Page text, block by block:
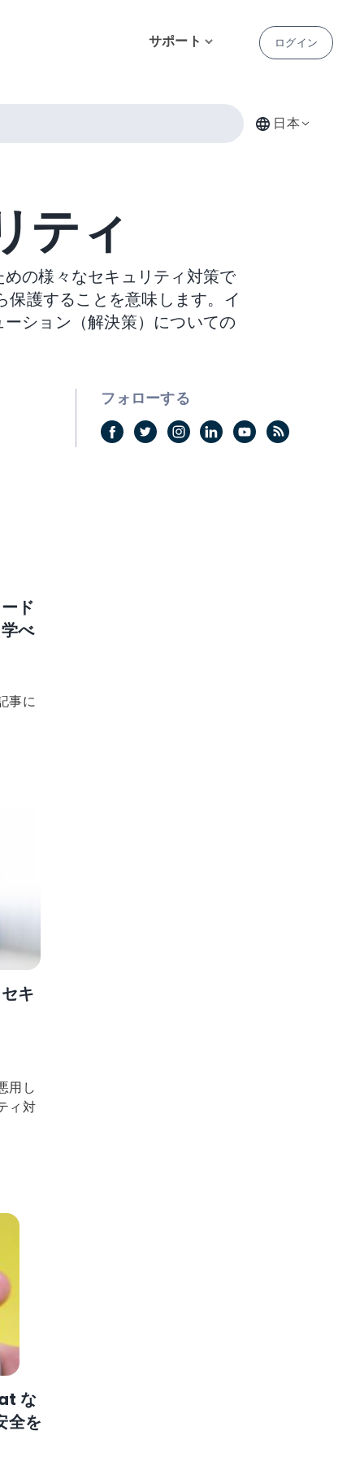
サポート ログイン
日本
ティ
の様々なセキュリティ対策で
護することを意味します。イ
ション（解決策）についての
ド
べ
事に
キ
用し
ィ対
な
全を
フォローする